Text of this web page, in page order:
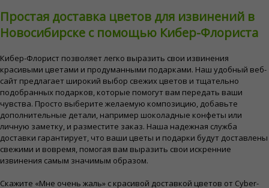
Простая доставка цветов для извинений в
Новосибирске с помощью Кибер-Флориста
Кибер-Флорист позволяет легко выразить свои извинения
красивыми цветами и продуманными подарками. Наш удобный веб-
сайт предлагает широкий выбор свежих цветов и тщательно
подобранных подарков, которые помогут вам передать ваши
чувства. Просто выберите желаемую композицию, добавьте
дополнительные детали, например шоколадные конфеты или
личную заметку, и разместите заказ. Наша надежная служба
доставки гарантирует, что ваши цветы и подарки будут доставлены
свежими и вовремя, помогая вам выразить свои искренние
извинения самым значимым образом.
Скажите «Мне очень жаль» с красивой доставкой цветов от Cyber-